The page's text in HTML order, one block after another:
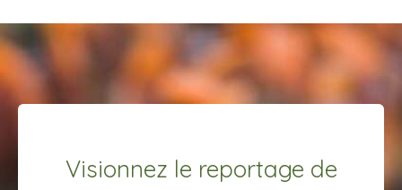
Visionnez le reportage de